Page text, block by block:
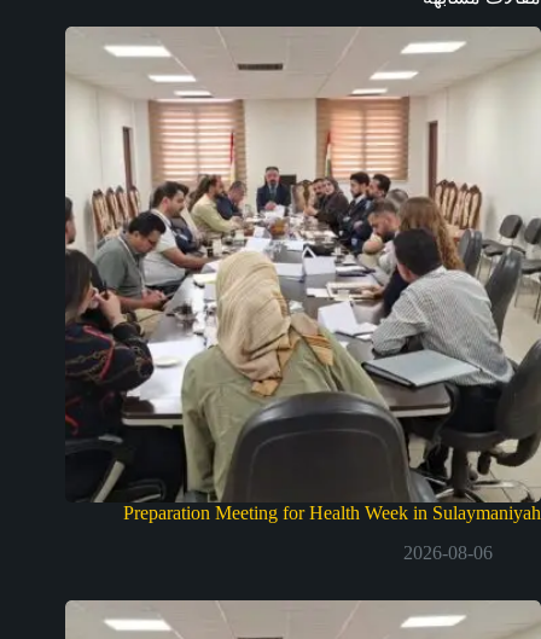
Preparation Meeting for Health Week in Sulaymaniyah
2026-08-06